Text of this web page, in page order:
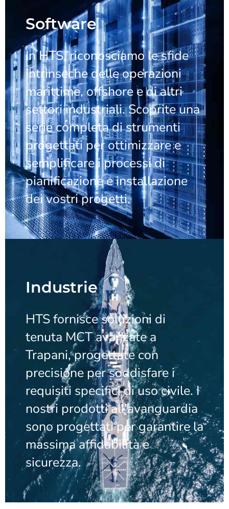
Software
In HTS, riconosciamo le sfide
intrinseche delle operazioni
marittime, offshore e di altri
settori industriali. Scoprite una
serie completa di strumenti
progettati per ottimizzare e
semplificare i processi di
pianificazione e installazione
dei vostri progetti.
Industrie
HTS fornisce soluzioni di
tenuta MCT avanzate a
Trapani, progettate con
precisione per soddisfare i
requisiti specifici di uso civile. I
nostri prodotti all'avanguardia
sono progettati per garantire la
massima affidabilità e
sicurezza.